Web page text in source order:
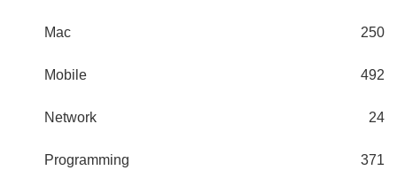
Mac 250
Mobile 492
Network 24
Programming 371